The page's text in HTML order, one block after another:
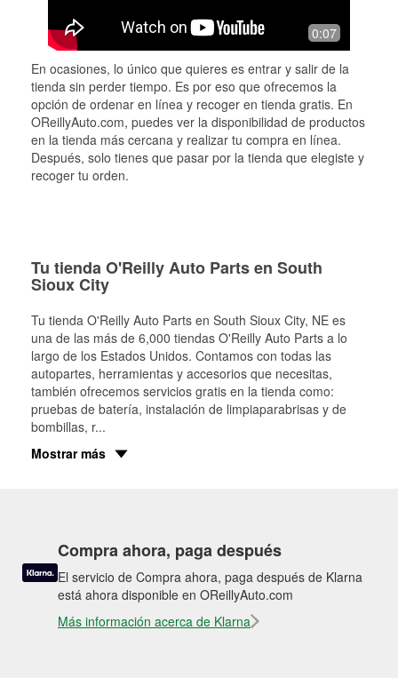
0:07
En ocasiones, lo único que quieres es entrar y salir de la
tienda sin perder tiempo. Es por eso que ofrecemos la
opción de ordenar en línea y recoger en tienda gratis. En
OReillyAuto.com, puedes ver la disponibilidad de productos
en la tienda más cercana y realizar tu compra en línea.
Después, solo tienes que pasar por la tienda que elegiste y
recoger tu orden.
Tu tienda O'Reilly Auto Parts en South
Sioux City
Tu tienda O'Reilly Auto Parts en South Sioux City, NE es
una de las más de 6,000 tiendas O'Reilly Auto Parts a lo
largo de los Estados Unidos. Contamos con todas las
autopartes, herramientas y accesorios que necesitas,
también ofrecemos servicios gratis en la tienda como:
pruebas de batería, instalación de limpiaparabrisas y de
bombillas, r...
Mostrar más
Compra ahora, paga después
El servicio de Compra ahora, paga después de Klarna
está ahora disponible en OReillyAuto.com
Más información acerca de Klarna